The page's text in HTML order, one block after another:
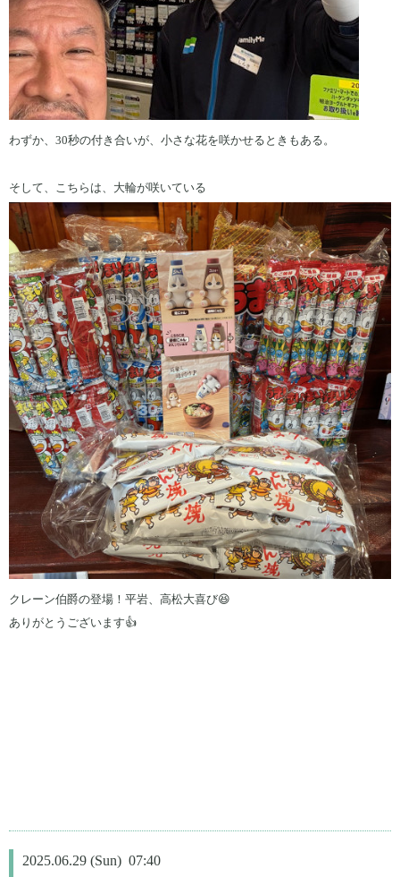
わずか、30秒の付き合いが、小さな花を咲かせるときもある。
そして、こちらは、大輪が咲いている
クレーン伯爵の登場！平岩、高松大喜び😆
ありがとうございます👍
2025.06.29 (Sun) 07:40